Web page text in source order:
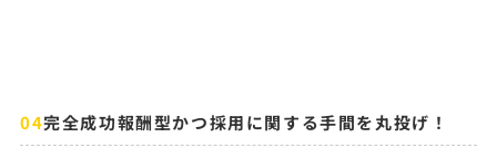
完全成功報酬型かつ採用に関する手間を丸投げ！